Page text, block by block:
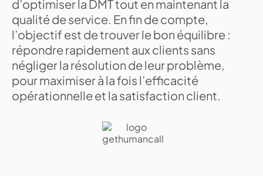
d’optimiser la DMT tout en maintenant la
qualité de service. En fin de compte,
l’objectif est de trouver le bon équilibre :
répondre rapidement aux clients sans
négliger la résolution de leur problème,
pour maximiser à la fois l’efficacité
opérationnelle et la satisfaction client.